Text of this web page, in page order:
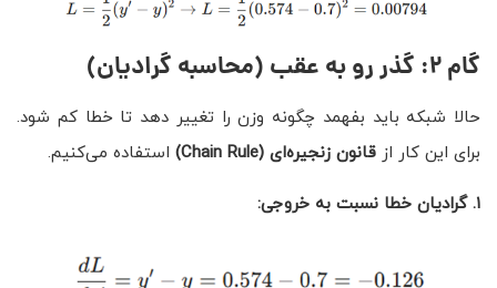
گام ۲: گذر رو به عقب (محاسبه گرادیان)
حالا شبکه باید بفهمد چگونه وزن را تغییر دهد تا خطا کم شود.
برای این کار از قانون زنجیره‌ای (Chain Rule) استفاده می‌کنیم.
۱.گرادیان خطا نسبت به خروجی: